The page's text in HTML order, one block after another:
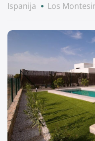
Ispanija Los